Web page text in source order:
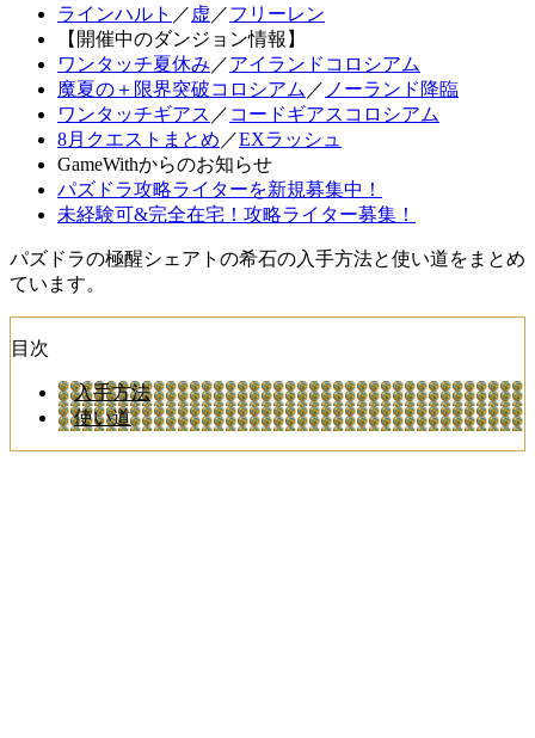
ラインハルト ／ 虚 ／フリーレン
【開催中のダンジョン情報】
ワンタッチ夏休み ／アイランドコロシアム
魔夏の＋限界突破コロシアム ／ ノーランド降臨
ワンタッチギアス ／ コードギアスコロシアム
8月クエストまとめ ／EXラッシュ
GameWithからのお知らせ
パズドラ攻略ライターを新規募集中！
未経験可&完全在宅！攻略ライター募集！
パズドラの極醒シェアトの希石の入手方法と使い道をまとめ
ています。
目次
入手方法
使い道